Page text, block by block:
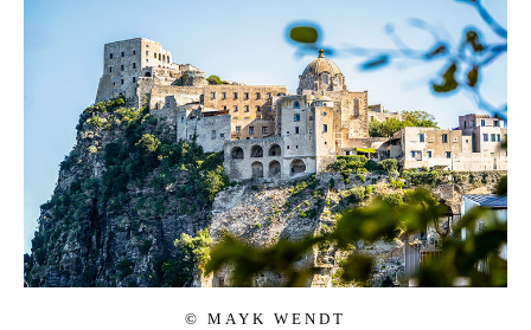
© MAYK WENDT